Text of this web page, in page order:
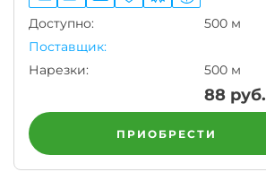
Доступно:
500 м
Поставщик:
Нарезки:
500 м
88 руб.
ПРИОБРЕСТИ